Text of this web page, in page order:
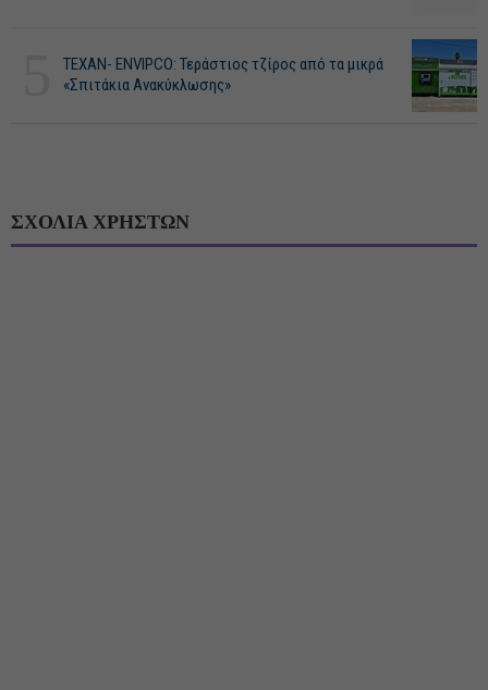
ΤΕΧΑΝ- ENVIPCO: Τεράστιος τζίρος από τα μικρά
«Σπιτάκια Ανακύκλωσης»
ΣΧΟΛΙΑ ΧΡΗΣΤΩΝ